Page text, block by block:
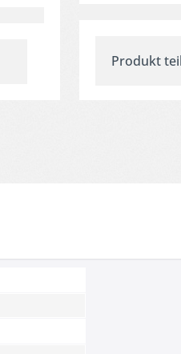
Produkt